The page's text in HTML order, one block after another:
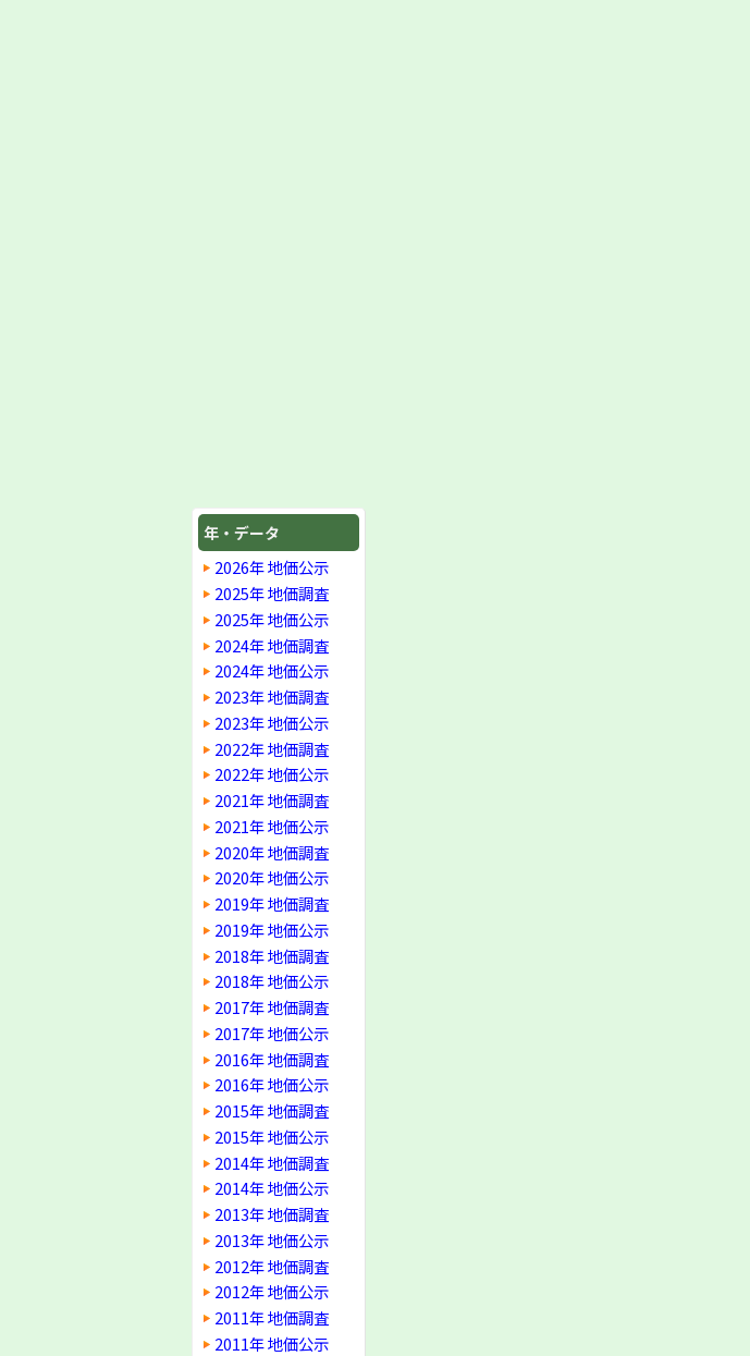
年・データ
2026年 地価公示
2025年 地価調査
2025年 地価公示
2024年 地価調査
2024年 地価公示
2023年 地価調査
2023年 地価公示
2022年 地価調査
2022年 地価公示
2021年 地価調査
2021年 地価公示
2020年 地価調査
2020年 地価公示
2019年 地価調査
2019年 地価公示
2018年 地価調査
2018年 地価公示
2017年 地価調査
2017年 地価公示
2016年 地価調査
2016年 地価公示
2015年 地価調査
2015年 地価公示
2014年 地価調査
2014年 地価公示
2013年 地価調査
2013年 地価公示
2012年 地価調査
2012年 地価公示
2011年 地価調査
2011年 地価公示